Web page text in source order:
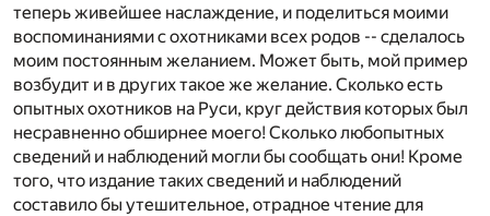
теперь живейшее наслаждение, и поделиться моими
воспоминаниями с охотниками всех родов -- сделалось
моим постоянным желанием. Может быть, мой пример
возбудит и в других такое же желание. Сколько есть
опытных охотников на Руси, круг действия которых был
несравненно обширнее моего! Сколько любопытных
сведений и наблюдений могли бы сообщать они! Кроме
того, что издание таких сведений и наблюдений
составило бы утешительное, отрадное чтение для